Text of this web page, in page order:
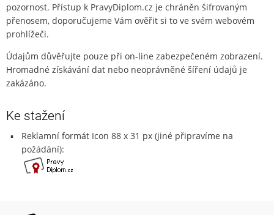
pozornost. Přístup k PravyDiplom.cz je chráněn šifrovaným
přenosem, doporučujeme Vám ověřit si to ve svém webovém
prohlížeči.
Údajům důvěřujte pouze při on-line zabezpečeném zobrazení.
Hromadné získávání dat nebo neoprávněné šíření údajů je
zakázáno.
Ke stažení
Reklamní formát Icon 88 x 31 px (jiné připravíme na
požádání):